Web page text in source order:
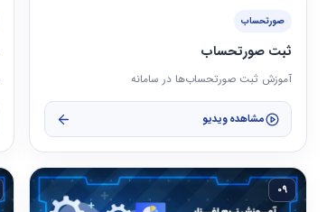
صورتحساب
ثبت صورتحساب
آموزش ثبت صورتحساب‌ها در سامانه
مشاهده ویدیو
09